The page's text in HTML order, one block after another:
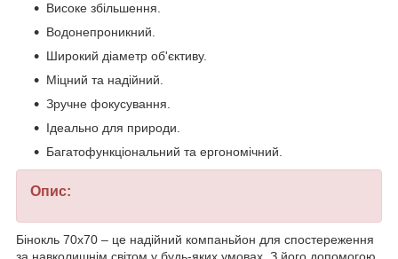
Високе збільшення.
Водонепроникний.
Широкий діаметр об'єктиву.
Міцний та надійний.
Зручне фокусування.
Ідеально для природи.
Багатофункціональний та ергономічний.
Опис:
Бінокль 70x70 – це надійний компаньйон для спостереження